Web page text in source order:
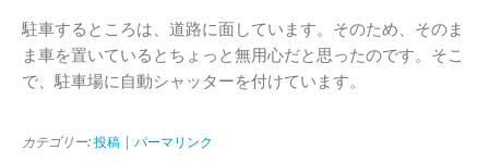
駐車するところは、道路に面しています。そのため、そのま
ま車を置いているとちょっと無用心だと思ったのです。そこ
で、駐車場に自動シャッターを付けています。
カテゴリー: 投稿 パーマリンク